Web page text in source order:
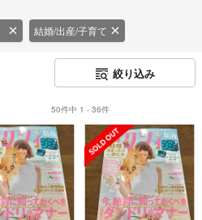
結婚/出産/子育て
絞り込み
50件中 1 - 36件